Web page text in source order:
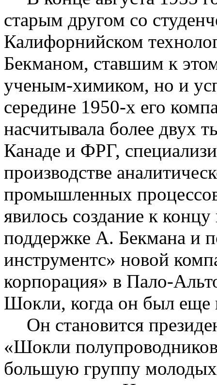
старым другом со
Калифорнийском
Бекманом, ставшим к
ученым-химиком, но и
середине 1950-х его
насчитывала более двух
Канаде и ФРГ,
производстве
промышленных
явилось создание к
поддержке А. Бекмана и
инструментс» новой
корпорация» в Пало-
Шокли, когда он был еще
Он становится
«Шокли
большую группу